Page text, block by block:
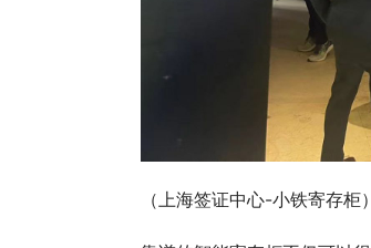
	（上海签证中心-小铁寄存柜）